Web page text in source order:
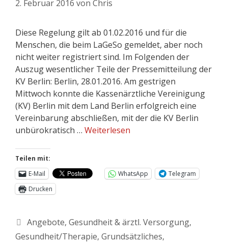
2. Februar 2016 von Chris
Diese Regelung gilt ab 01.02.2016 und für die
Menschen, die beim LaGeSo gemeldet, aber noch
nicht weiter registriert sind. Im Folgenden der
Auszug wesentlicher Teile der Pressemitteilung der
KV Berlin: Berlin, 28.01.2016. Am gestrigen
Mittwoch konnte die Kassenärztliche Vereinigung
(KV) Berlin mit dem Land Berlin erfolgreich eine
Vereinbarung abschließen, mit der die KV Berlin
unbürokratisch … Weiterlesen
Teilen mit:
E-Mail
WhatsApp
Telegram
Drucken
Angebote, Gesundheit & ärztl. Versorgung,
Gesundheit/Therapie, Grundsätzliches,